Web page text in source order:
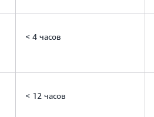
< 4 часов
< 12 часов